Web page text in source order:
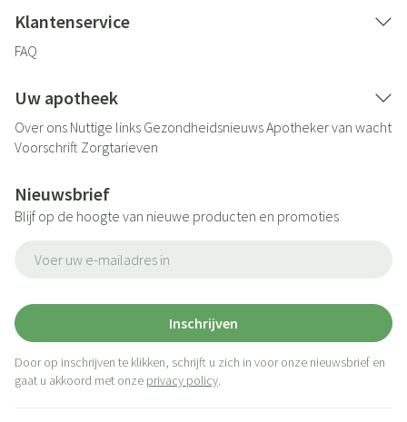
Klantenservice
FAQ
Uw apotheek
Over ons Nuttige links GezondheidsnieuwsApotheker van wacht
Voorschrift Zorgtarieven
Nieuwsbrief
Blijf op de hoogte van nieuwe producten en promoties
Inschrijven
Door op inschrijven te klikken, schrijft u zich in voor onze nieuwsbrief en
gaat u akkoord met onze privacy policy.